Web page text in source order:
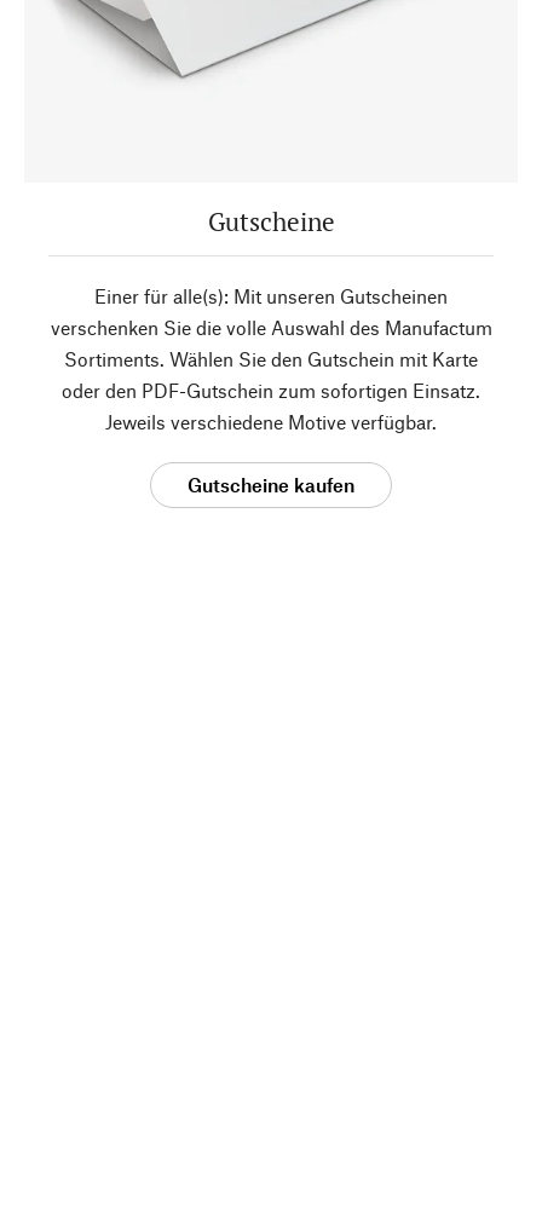
Gutscheine
Einer für alle(s): Mit unseren Gutscheinen
verschenken Sie die volle Auswahl des Manufactum
Sortiments. Wählen Sie den Gutschein mit Karte
oder den PDF-Gutschein zum sofortigen Einsatz.
Jeweils verschiedene Motive verfügbar.
Gutscheine kaufen